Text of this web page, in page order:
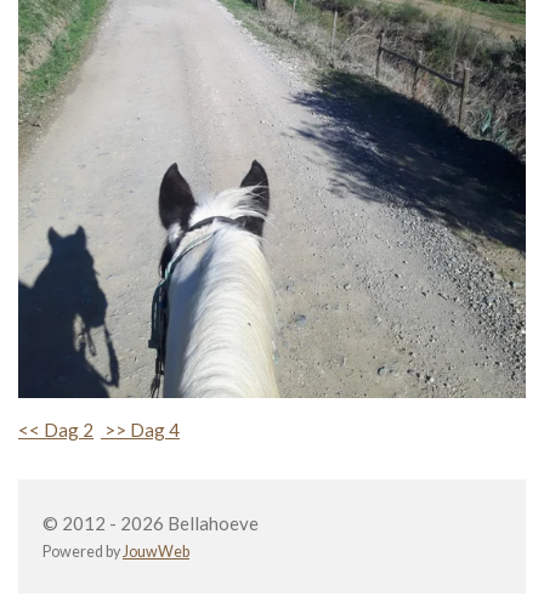
<< Dag 2 >> Dag 4
© 2012 - 2026 Bellahoeve
Powered byJouwWeb